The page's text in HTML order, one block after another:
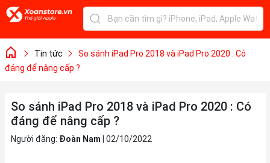
Tin tức
So sánh iPad Pro 2018 và iPad Pro 2020 : Có
đáng để nâng cấp ?
So sánh iPad Pro 2018 và iPad Pro 2020 : Có
đáng để nâng cấp ?
Người đăng: Đoàn Nam 02/10/2022